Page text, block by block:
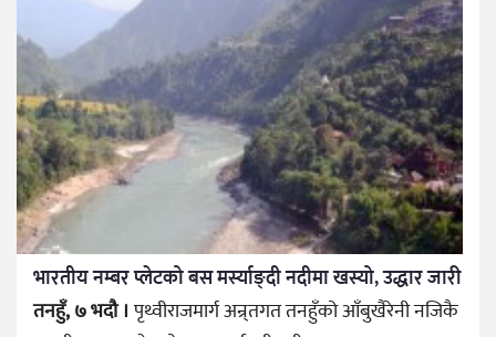
भारतीय नम्बर प्लेटको बस मर्स्याङ्दी नदीमा खस्यो, उद्धार जारी
तनहुँ, ७ भदौ ।पृथ्वीराजमार्ग अन्र्तगत तनहुँको आँबुखैरेनी नजिकै